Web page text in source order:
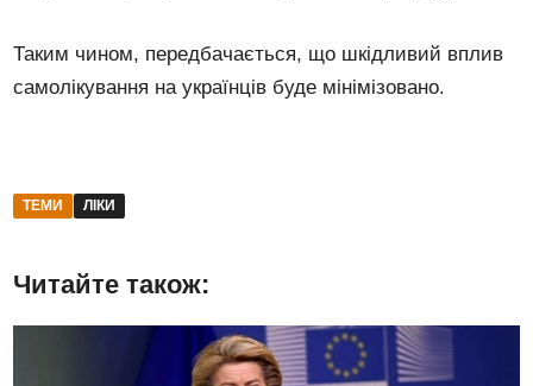
Таким чином, передбачається, що шкідливий вплив
самолікування на українців буде мінімізовано.
ТЕМИ ЛІКИ
Читайте також: